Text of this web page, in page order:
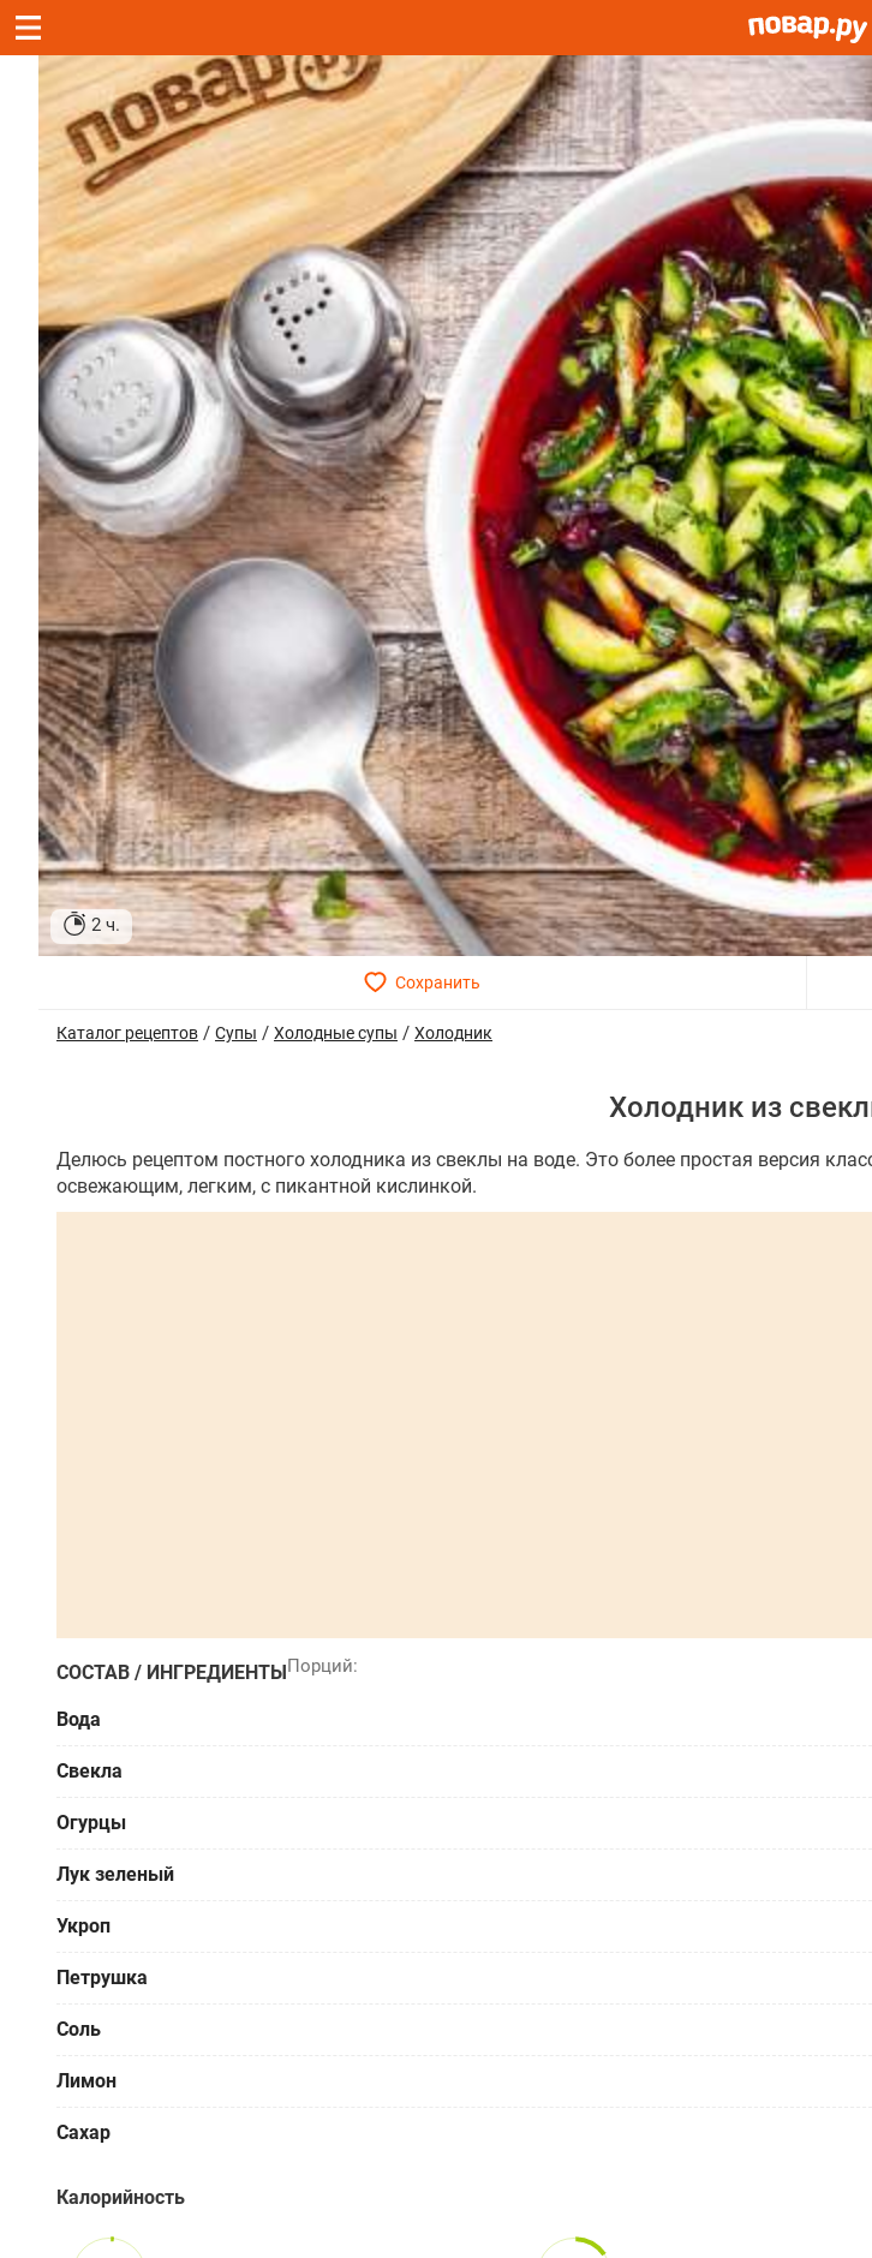
2 ч.
Каталог рецептов / Супы / Холодные супы / Холодник
Холодник из
Делюсь рецептом постного холодника из свеклы на воде. Это более простая версия
освежающим, легким, с пикантной кислинкой.
СОСТАВ / ИНГРЕДИЕНТЫ
Вода
Свекла
Огурцы
Лук зеленый
Укроп
Петрушка
Соль
Лимон
Сахар
Калорийность